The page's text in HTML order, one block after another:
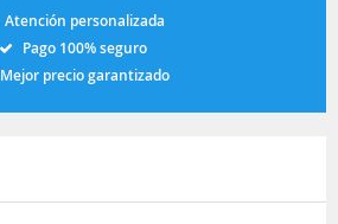
Atención personalizada
Pago 100% seguro
Mejor precio garantizado